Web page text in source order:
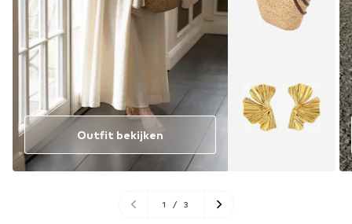
Outfit bekijken
1 / 3